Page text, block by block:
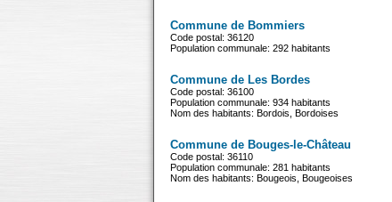
Commune de Bommiers
Code postal: 36120
Population communale: 292 habitants
Commune de Les Bordes
Code postal: 36100
Population communale: 934 habitants
Nom des habitants: Bordois, Bordoises
Commune de Bouges-le-Château
Code postal: 36110
Population communale: 281 habitants
Nom des habitants: Bougeois, Bougeoises